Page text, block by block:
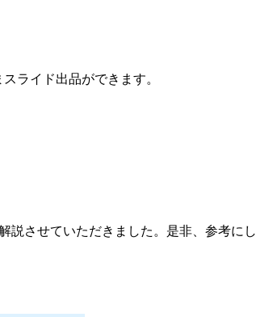
ライド出品ができます。
説させていただきました。是非、参考にし